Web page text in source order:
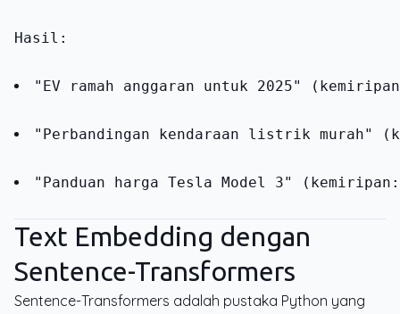
Hasil:
"EV ramah anggaran untuk 2025"
"Perbandingan kendaraan listrik murah"
"Panduan harga Tesla Model 3"
Text Embedding dengan
Sentence-Transformers
Sentence-Transformers adalah pustaka Python yang